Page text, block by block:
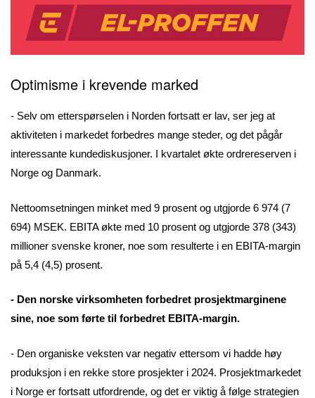
Optimisme i krevende marked
- Selv om etterspørselen i Norden fortsatt er lav, ser jeg at
aktiviteten i markedet forbedres mange steder, og det pågår
interessante kundediskusjoner. I kvartalet økte ordrereserven i
Norge og Danmark.
Nettoomsetningen minket med 9 prosent og utgjorde 6 974 (7
694) MSEK. EBITA økte med 10 prosent og utgjorde 378 (343)
millioner svenske kroner, noe som resulterte i en EBITA-margin
på 5,4 (4,5) prosent.
- Den norske virksomheten forbedret prosjektmarginene
sine, noe som førte til forbedret EBITA-margin.
- Den organiske veksten var negativ ettersom vi hadde høy
produksjon i en rekke store prosjekter i 2024. Prosjektmarkedet
i Norge er fortsatt utfordrende, og det er viktig å følge strategien